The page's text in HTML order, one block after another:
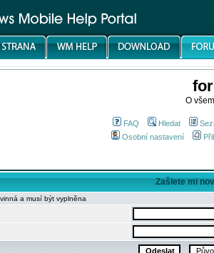
O
FAQ Hledat
Osobní nastavení
Zašlete mi
a musí být vyplněna